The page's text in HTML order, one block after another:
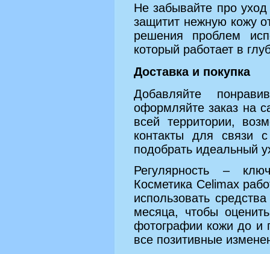
Не забывайте про
защитит нежную кожу
решения проблем
который работает в
Доставка и покупка
Добавляйте
оформляйте заказ на
всей территории,
контакты для связи
подобрать идеальный
Регулярность –
Косметика Celimax
использовать
месяца, чтобы
фотографии кожи до и
все позитивные